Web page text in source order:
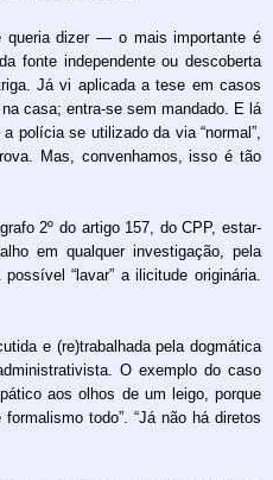
dizer — o mais importante é
fonte independente ou descoberta
Já vi aplicada a tese em casos
casa; entra-se sem mandado. E lá
polícia se utilizado da via “normal”,
Mas, convenhamos, isso é tão
2º do artigo 157, do CPP, estar-
em qualquer investigação, pela
“lavar” a ilicitude originária.
e (re)trabalhada pela dogmática
O exemplo do caso
aos olhos de um leigo, porque
todo”. “Já não há diretos